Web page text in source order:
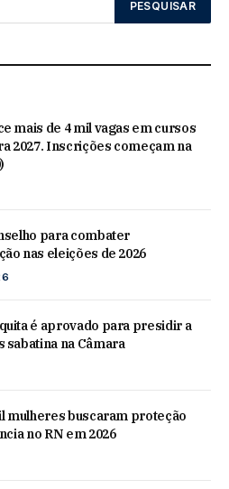
mais de 4 mil vagas em cursos
2027. Inscrições começam na
para combater
nas eleições de 2026
é aprovado para presidir a
sabatina na Câmara
mulheres buscaram proteção
no RN em 2026